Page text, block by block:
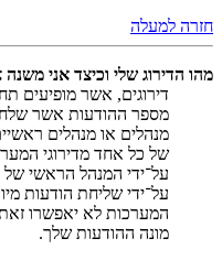
חזרה למעלה
מהו הדירוג שלי וכיצד אני משנה
דירוגים, אשר
מספר ההודעות אשר
מנהלים או מנהלים
של כל אחד מדירוגי
על־ידי המנהל הראשי
על־ידי שליחת הודעות
המערכות לא יאפשרו
מונה ההודעות שלך.